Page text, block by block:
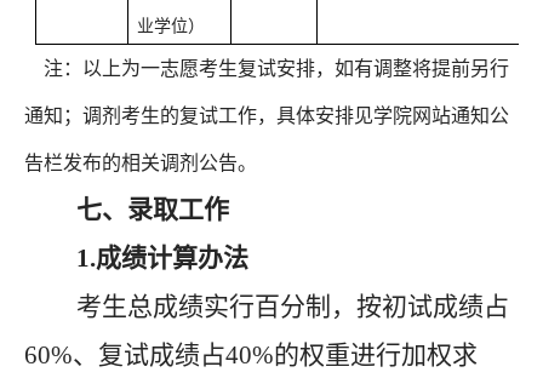
业学位）
注：以上为一志愿考生复试安排，如有调整将提前另行
通知；调剂考生的复试工作，具体安排见学院网站通知公
告栏发布的相关调剂公告。
七、录取工作
1.成绩计算办法
考生总成绩实行百分制，按初试成绩占
60%、复试成绩占40%的权重进行加权求